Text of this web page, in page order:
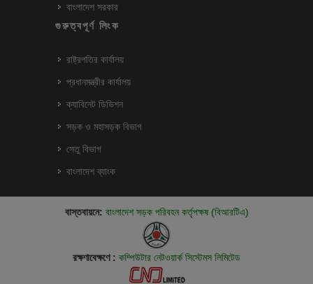
বাংলাদেশ সরকার
গুরুত্বপূর্ণ লিংক
রাষ্ট্রপতির কার্যালয়
প্রধানমন্ত্রীর কার্যালয়
ক্যাবিনেট ডিভিশন
সড়ক ও মহাসড়ক বিভাগ
সেতু বিভাগ
বাংলাদেশ ব্যাংক
বাস্তবায়নে: বাংলাদেশ সড়ক পরিবহন কর্তৃপক্ষ (বিআরটিএ)
রক্ষণাবেক্ষণে : কম্পিউটার নেটওয়ার্ক সিস্টেমস লিমিটেড